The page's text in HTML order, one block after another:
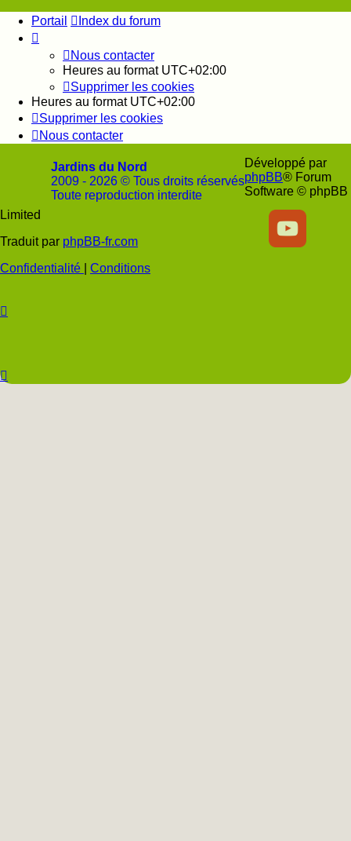
Portail Index du forum
Nous contacter
Heures au format UTC+02:00
Supprimer les cookies
Heures au format UTC+02:00
Supprimer les cookies
Nous contacter
Jardins du Nord
2009 - 2026 © Tous droits réservés
Toute reproduction interdite
Twitter
JDN
YouTube
JDN
Développé par
phpBB® Forum
Software © phpBB
Limited
Traduit par phpBB-fr.com
Confidentialité
Conditions